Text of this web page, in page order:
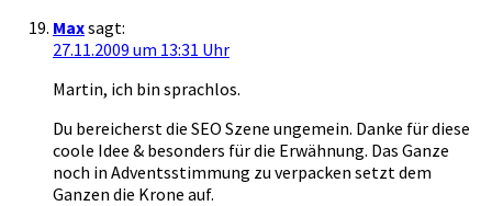
Maxsagt:
27.11.2009 um 13:31 Uhr
Martin, ich bin sprachlos.
Du bereicherst die SEO Szene ungemein. Danke für diese
coole Idee & besonders für die Erwähnung. Das Ganze
noch in Adventsstimmung zu verpacken setzt dem
Ganzen die Krone auf.